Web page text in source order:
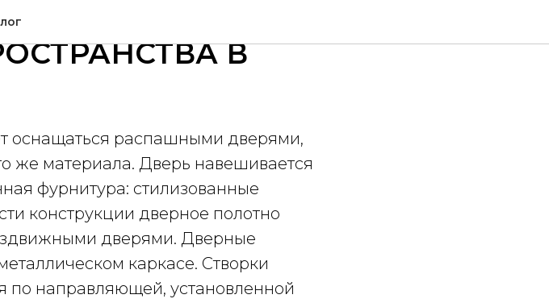
ДЛЯ
В
оснащаться распашными дверями,
же материала. Дверь навешивается
фурнитура: стилизованные
конструкции дверное полотно
дверями. Дверные
каркасе. Створки
по направляющей, установленной